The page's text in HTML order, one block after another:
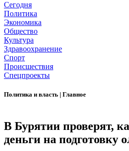
Сегодня
Политика
Экономика
Общество
Культура
Здравоохранение
Спорт
Происшествия
Спецпроекты
Политика и власть | Главное
В Бурятии проверят,
деньги на подготовку